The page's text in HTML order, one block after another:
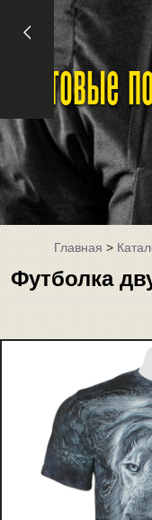
Главная>
Футболка